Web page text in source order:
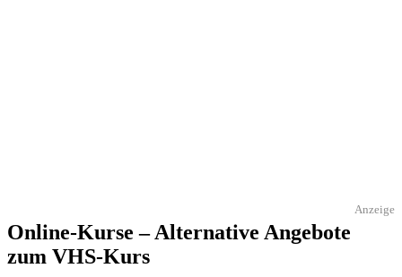
Anzeige
Online-Kurse – Alternative Angebote
zum VHS-Kurs